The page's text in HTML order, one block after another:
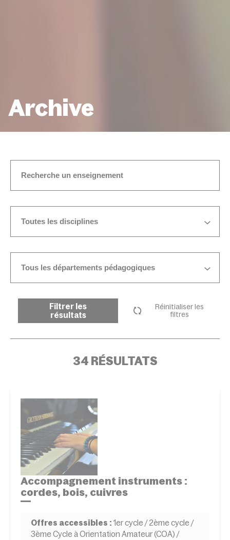
Archive
Toutes les disciplines
Tous les départements pédagogiques
Filtrer les
résultats
Réinitialiser les
filtres
34 RÉSULTATS
Accompagnement instruments :
cordes, bois, cuivres
Offres accessibles : 1er cycle / 2ème cycle /
3ème Cycle à Orientation Amateur (COA) /